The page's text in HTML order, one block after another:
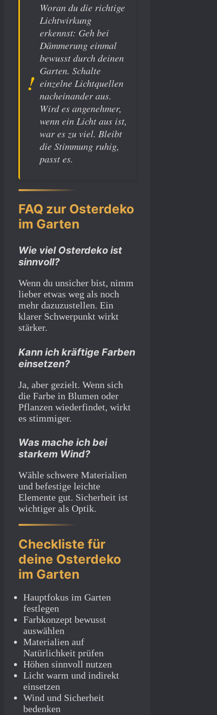
Woran du die richtige
Lichtwirkung
erkennst: Geh bei
Dämmerung einmal
bewusst durch deinen
Garten. Schalte
einzelne Lichtquellen
nacheinander aus.
Wird es angenehmer,
wenn ein Licht aus ist,
war es zu viel. Bleibt
die Stimmung ruhig,
passt es.
FAQ zur Osterdeko
im Garten
Wie viel Osterdeko ist
sinnvoll?
Wenn du unsicher bist, nimm
lieber etwas weg als noch
mehr dazuzustellen. Ein
klarer Schwerpunkt wirkt
stärker.
Kann ich kräftige Farben
einsetzen?
Ja, aber gezielt. Wenn sich
die Farbe in Blumen oder
Pflanzen wiederfindet, wirkt
es stimmiger.
Was mache ich bei
starkem Wind?
Wähle schwere Materialien
und befestige leichte
Elemente gut. Sicherheit ist
wichtiger als Optik.
Checkliste für
deine Osterdeko
im Garten
Hauptfokus im Garten
festlegen
Farbkonzept bewusst
auswählen
Materialien auf
Natürlichkeit prüfen
Höhen sinnvoll nutzen
Licht warm und indirekt
einsetzen
Wind und Sicherheit
bedenken